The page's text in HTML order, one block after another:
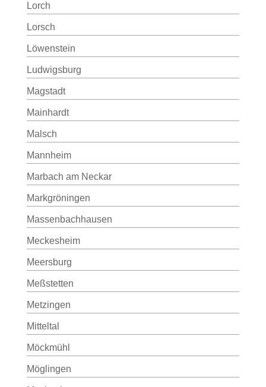
Lorch
Lorsch
Löwenstein
Ludwigsburg
Magstadt
Mainhardt
Malsch
Mannheim
Marbach am Neckar
Markgröningen
Massenbachhausen
Meckesheim
Meersburg
Meßstetten
Metzingen
Mitteltal
Möckmühl
Möglingen